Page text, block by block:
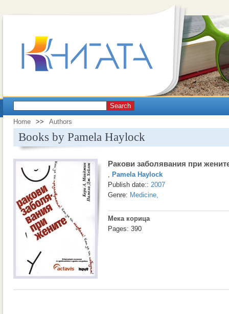
Search
Home >> Authors
Books by Pamela Haylock
Ракови заболявания при
, Pamela Haylock
Publish date:: 2007
Genre: Medicine,
Мека корица
Pages: 390